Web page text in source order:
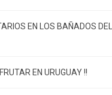
EN LOS BAÑADOS DEL
EN URUGUAY !!